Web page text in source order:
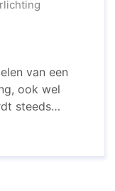
Woning:
Home
van een
ook wel
steeds
van het
is een